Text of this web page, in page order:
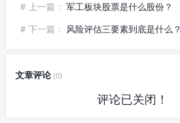
# 上一篇： 军工板块股票是什么股份？
# 下一篇： 风险评估三要素到底是什么？
文章评论(0)
评论已关闭！